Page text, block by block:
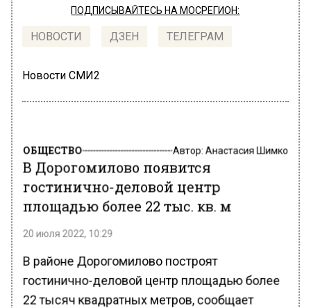
ПОДПИСЫВАЙТЕСЬ НА МОСРЕГИОН:
НОВОСТИ ДЗЕН ТЕЛЕГРАМ
Новости СМИ2
ОБЩЕСТВО Автор: Анастасия Шимко
В Дорогомилово появится
гостинично-деловой центр
площадью более 22 тыс. кв. м
20 июля 2022, 10:29
В районе Дорогомилово построят
гостинично-деловой центр площадью более
22 тысяч квадратных метров, сообщает